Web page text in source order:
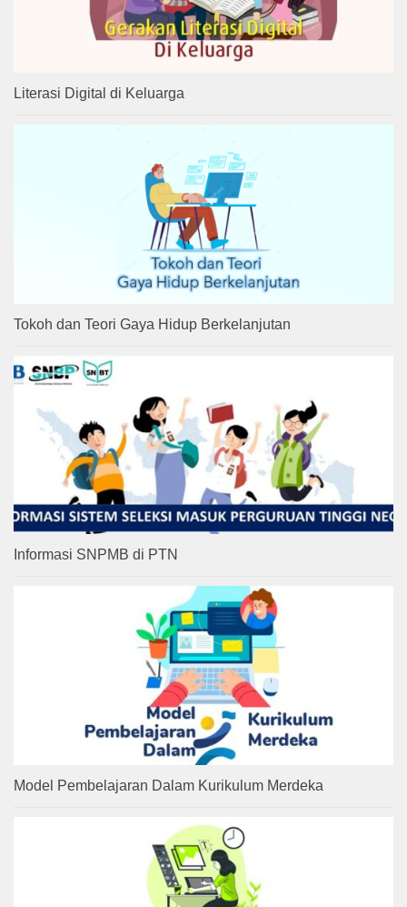
Literasi Digital di Keluarga
Tokoh dan Teori Gaya Hidup Berkelanjutan
Informasi SNPMB di PTN
Model Pembelajaran Dalam Kurikulum Merdeka